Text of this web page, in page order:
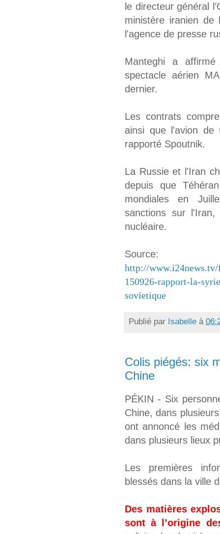
le directeur général
ministère iranien de
l'agence de presse
Manteghi a
spectacle aérien
dernier.
Les contrats
ainsi que l'avion de
rapporté Spoutnik.
La Russie et l'Iran
depuis que
mondiales en
sanctions sur
nucléaire.
Source:
http://
150926-rapport-la-
sovietique
Publié par Isabelle à
Colis piégés: six
Chine
PÉKIN - Six
Chine, dans
ont annoncé les
dans plusieurs lieux
Les premières
blessés dans la ville
Des matières
sont à l’origine